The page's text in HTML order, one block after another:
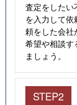
査定をしたい
を入力して
頼をした会社
希望や相談す
ましょう。
STEP2